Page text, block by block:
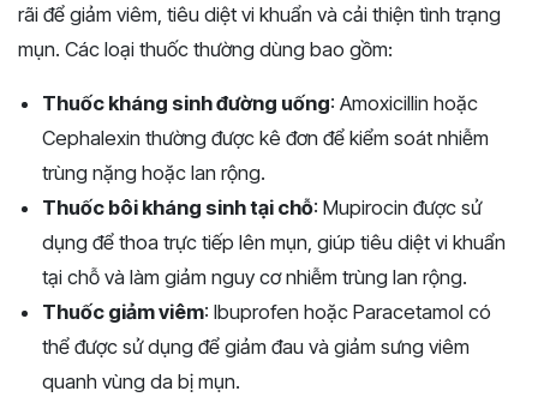
rãi để giảm viêm, tiêu diệt vi khuẩn và cải thiện tình trạng
mụn. Các loại thuốc thường dùng bao gồm:
Thuốc kháng sinh đường uống: Amoxicillin hoặc
Cephalexin thường được kê đơn để kiểm soát nhiễm
trùng nặng hoặc lan rộng.
Thuốc bôi kháng sinh tại chỗ: Mupirocin được sử
dụng để thoa trực tiếp lên mụn, giúp tiêu diệt vi khuẩn
tại chỗ và làm giảm nguy cơ nhiễm trùng lan rộng.
Thuốc giảm viêm: Ibuprofen hoặc Paracetamol có
thể được sử dụng để giảm đau và giảm sưng viêm
quanh vùng da bị mụn.